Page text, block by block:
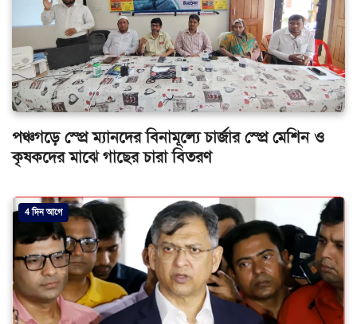
পঞ্চগড়ে স্প্রে ম্যানদের বিনামূল্যে চার্জার স্প্রে মেশিন ও
কৃষকদের মাঝে গাছের চারা বিতরণ
4 দিন আগে